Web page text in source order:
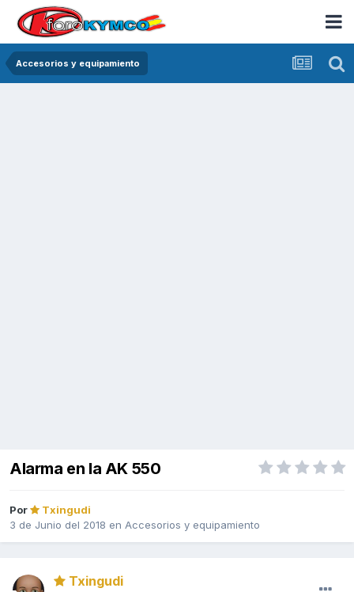
Accesorios y equipamiento
Alarma en la AK 550
Por
Txingudi
3 de Junio del 2018 en Accesorios y equipamiento
Txingudi